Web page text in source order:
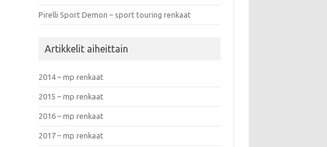
Pirelli Sport Demon – sport touring renkaat
Artikkelit aiheittain
2014 – mp renkaat
2015 – mp renkaat
2016 – mp renkaat
2017 – mp renkaat